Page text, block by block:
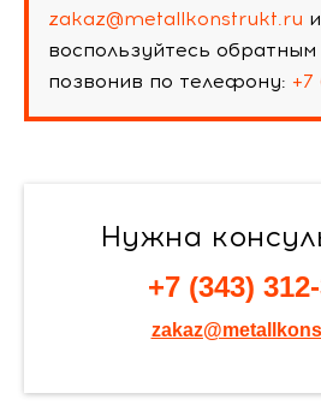
zakaz@metallkonstrukt.ru
воспользуйтесь
позвонив по телефону:
Нужна
+7 (343)